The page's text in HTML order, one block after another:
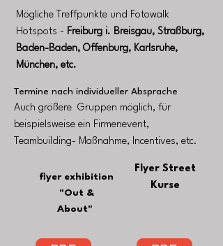
Mögliche Treffpunkte und Fotowalk
Hotspots - Freiburg i. Breisgau, Straßburg,
Baden-Baden, Offenburg, Karlsruhe,
München, etc.
Termine nach individueller Absprache
Auch größere Gruppen möglich, für
beispielsweise ein Firmenevent,
Teambuilding- Maßnahme, Incentives, etc.
flyer exhibition
"Out &
About"
Flyer Street
Kurse